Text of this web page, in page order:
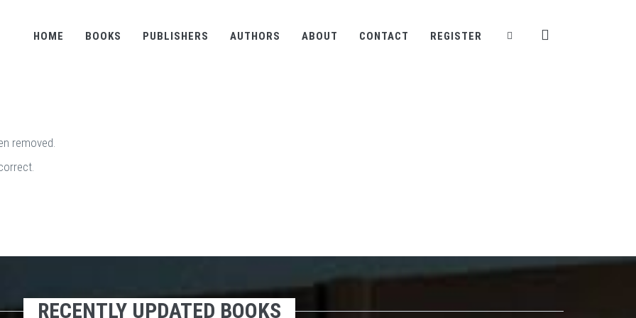
HOME BOOKS PUBLISHERS AUTHORS ABOUT CONTACT REGISTER
removed.
RECENTLY UPDATED BOOKS